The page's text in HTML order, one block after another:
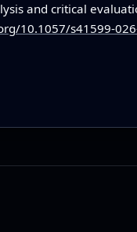
and critical
10.1057/s41599-